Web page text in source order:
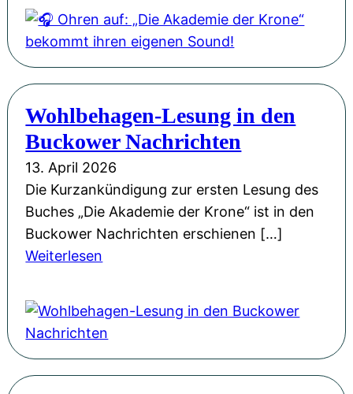
E
r
o
g
s
t
i
t
e
l
o
o
n
e
“
i
n
d
e
r
M
ä
r
i
s
h
h
r
e
a
u
f
:
„
D
k
a
d
Wohlbehagen-Lesung in den
Buckower Nachrichten
13. April 2026
Die Kurzankündigung zur ersten Lesung des
Buches „Die Akademie der Krone“ ist in den
Buckower Nachrichten erschienen […]
Weiterlesen
h
l
b